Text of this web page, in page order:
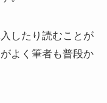
したり読むことが
よく筆者も普段か